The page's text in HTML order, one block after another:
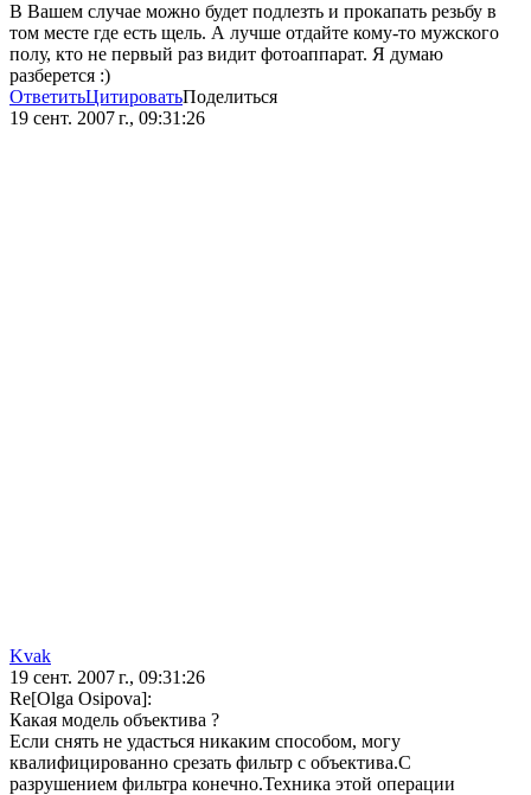
В Вашем случае можно будет подлезть и прокапать резьбу в
том месте где есть щель. А лучше отдайте кому-то мужского
полу, кто не первый раз видит фотоаппарат. Я думаю
разберется :)
ОтветитьЦитироватьПоделиться
19 сент. 2007 г., 09:31:26
Kvak
19 сент. 2007 г., 09:31:26
Re[Olga Osipova]:
Какая модель объектива ?
Если снять не удасться никаким способом, могу
квалифицированно срезать фильтр с объектива.С
разрушением фильтра конечно.Техника этой операции